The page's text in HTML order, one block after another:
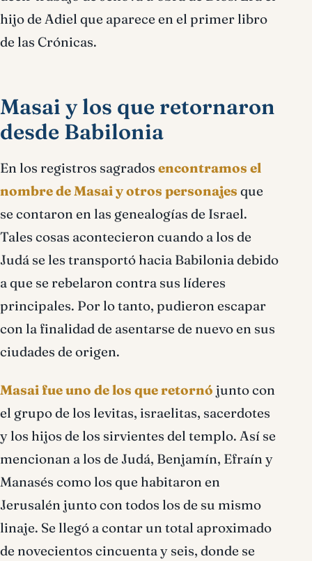
hijo de Adiel que aparece en el primer libro
de las Crónicas.
Masai y los que retornaron
desde Babilonia
En los registros sagrados encontramos el
nombre de Masai y otros personajes que
se contaron en las genealogías de Israel.
Tales cosas acontecieron cuando a los de
Judá se les transportó hacia Babilonia debido
a que se rebelaron contra sus líderes
principales. Por lo tanto, pudieron escapar
con la finalidad de asentarse de nuevo en sus
ciudades de origen.
Masai fue uno de los que retornó junto con
el grupo de los levitas, israelitas, sacerdotes
y los hijos de los sirvientes del templo. Así se
mencionan a los de Judá, Benjamín, Efraín y
Manasés como los que habitaron en
Jerusalén junto con todos los de su mismo
linaje. Se llegó a contar un total aproximado
de novecientos cincuenta y seis, donde se